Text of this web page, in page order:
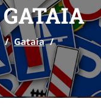
/ Gataia /